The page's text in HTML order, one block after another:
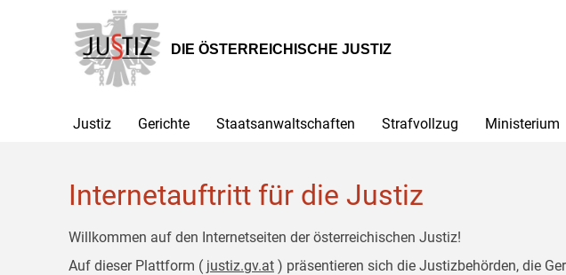
Hauptnavigation
[1]
Inhalt
[2]
DIE ÖSTERREICHISCHE JUSTIZ
Justiz Gerichte Staatsanwaltschaften Strafvollzug Ministerium
Internetauftritt für die Justiz
Willkommen auf den Internetseiten der österreichischen Justiz!
Auf dieser Plattform ( justiz.gv.at ) präsentieren sich die Justizbehörden, die